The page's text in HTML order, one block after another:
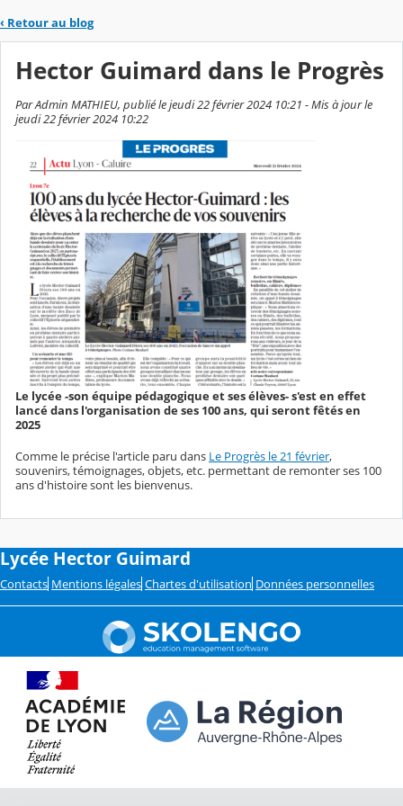
‹ Retour au blog
Hector Guimard dans le Progrès
Par Admin MATHIEU, publié le jeudi 22 février 2024 10:21 - Mis à jour le
jeudi 22 février 2024 10:22
Le lycée -son équipe pédagogique et ses élèves- s'est en effet
lancé dans l'organisation de ses 100 ans, qui seront fêtés en
2025
Comme le précise l'article paru dans Le Progrès le 21 février,
souvenirs, témoignages, objets, etc. permettant de remonter ses 100
ans d'histoire sont les bienvenus.
Lycée Hector Guimard
Contacts Mentions légales Chartes d'utilisation Données personnelles